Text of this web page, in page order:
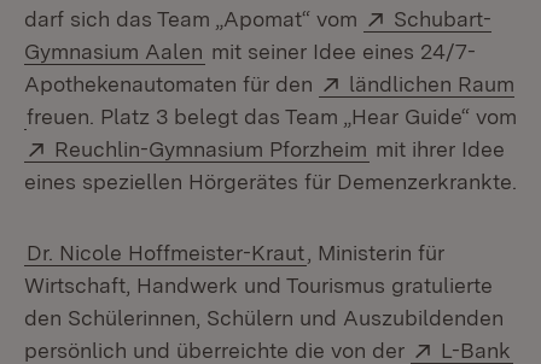
darf sich das Team „Apomat“ vom
Extern:
Schubart-
Gymnasium Aalen (Öffnet in neuem Fenster)
mit seiner Idee eines 24/7-
Apothekenautomaten für den
Extern:
ländlichen Raum
(Öffnet in neuem Fenster)
freuen. Platz 3 belegt das Team „Hear Guide“ vom
Extern:
Reuchlin-Gymnasium Pforzheim (Öffnet in
mit ihrer Idee
eines speziellen Hörgerätes für Demenzerkrankte.
Dr. Nicole Hoffmeister-Kraut , Ministerin für
Wirtschaft, Handwerk und Tourismus gratulierte
den Schülerinnen, Schülern und Auszubildenden
persönlich und überreichte die von der
Extern:
L-Bank